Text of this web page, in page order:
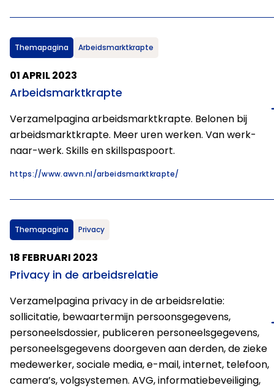
Themapagina Arbeidsmarktkrapte
01 APRIL 2023
Arbeidsmarktkrapte
Verzamelpagina arbeidsmarktkrapte. Belonen bij
arbeidsmarktkrapte. Meer uren werken. Van werk-
naar-werk. Skills en skillspaspoort.
https://www.awvn.nl/arbeidsmarktkrapte/
Themapagina Privacy
18 FEBRUARI 2023
Privacy in de arbeidsrelatie
Verzamelpagina privacy in de arbeidsrelatie:
sollicitatie, bewaartermijn persoonsgegevens,
personeelsdossier, publiceren personeelsgegevens,
personeelsgegevens doorgeven aan derden, de zieke
medewerker, sociale media, e-mail, internet, telefoon,
camera’s, volgsystemen. AVG, informatiebeveiliging,